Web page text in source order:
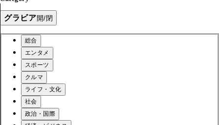
グラビア開/閉
総合
エンタメ
スポーツ
クルマ
ライフ・文化
社会
政治・国際